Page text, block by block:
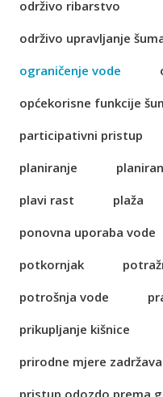
održivo ribarstvo
održivo upravljanje
ograničenje vode
općekorisne funkcije
participativni pristup
planiranje
plavi rast
plaža
ponovna uporaba vode
potkornjak
potrošnja vode
prikupljanje kišnice
prirodne mjere
pristup odozdo prema